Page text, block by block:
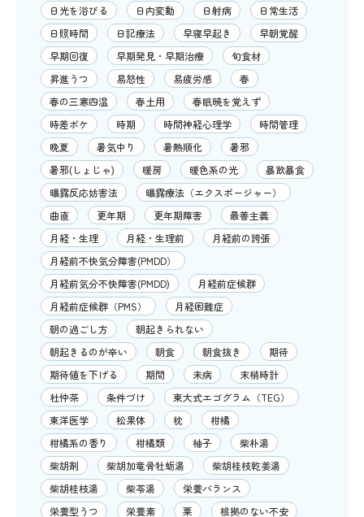
日光を浴びる
日内変動 日射病
日常生活
日照時間
日記療法 早寝早起き
早朝覚醒
早期回復
早期発見・早期治療
旬食材
昇進うつ
易怒性 易疲労感
春
春の三寒四温
春土用
春眠暁を覚えず
時差ボケ
時期 時間神経心理学
時間管理
晩夏
暑気中り 暑熱順化
暑邪
暑邪(しょじゃ)
暖房 暖色系の光
暴飲暴食
曝露反応妨害法
曝露療法（エクスポージャー）
曲直
更年期 更年期障害
最善主義
月経・生理
月経・生理前
月経前の誇張
月経前不快気分障害(PMDD）
月経前気分不快障害(PMDD)
月経前症候群
月経前症候群（PMS）
月経困難症
朝の過ごし方
朝起きられない
朝起きるのが辛い
朝食 朝食抜き
期待
期待値を下げる
期間 未病
末梢時計
杜仲茶
条件づけ
東大式エゴグラム（TEG）
東洋医学
松果体 枕
柑橘
柑橘系の香り
柑橘類 柚子
柴朴湯
柴胡剤
柴胡加竜骨牡蛎湯
柴胡桂枝乾姜湯
柴胡桂枝湯
柴苓湯
栄養バランス
栄養型うつ
栄養素 栗
根拠のない不安